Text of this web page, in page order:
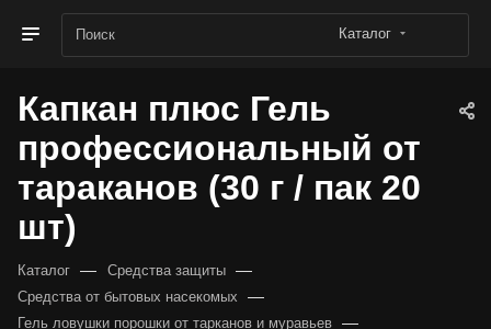
Каталог
Капкан плюс Гель
профессиональный от
тараканов (30 г / пак 20
шт)
Каталог — Средства защиты —
Средства от бытовых насекомых —
Гель ловушки порошки от тарканов и муравьев —